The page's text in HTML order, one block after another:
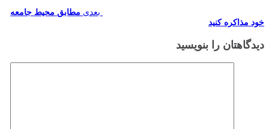
بعدی مطابق محیط جامعه
خود مذاکره کنید
دیدگاهتان را بنویسید